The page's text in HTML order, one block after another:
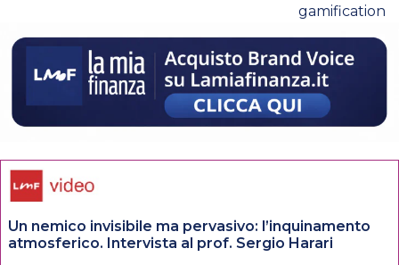
gamification
Un nemico invisibile ma pervasivo: l’inquinamento
atmosferico. Intervista al prof. Sergio Harari